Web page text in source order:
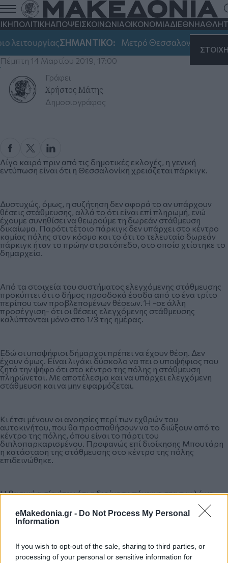
eMakedonia.gr - Do Not Process My Personal
Information
If you wish to opt-out of the sale, sharing to third parties, or
processing of your personal or sensitive information for
ΠΟΛΙΤΙΚΗΑΠΟΨΕΙΣΚΟΙΝΩΝΙΑΟΙΚΟΝΟΜΙΑΔΙΕΘΝΗ
λειτουργίαςΣΗΜΑΝΤΙΚΟ: Μετρό Θεσσαλονίκης:
Η στάθμευση και ο δήμος Θεσσαλονίκης
ως αποτυχημένος παρκαδόρος
Πέμπτη 14 Μαρτίου 2019, 17:00
Γράφει
Χρήστος Μάτης
Δημοσιογράφος
Λίγο καιρό πριν από τις δημοτικές εκλογές, η γενική
εντύπωση είναι ότι η Θεσσαλονίκη χρειάζεται πάρκιγκ.
Δυστυχώς, όμως, η συζήτηση δεν αφορά το αν υπάρχουν
θέσεις στάθμευσης, αλλά το ότι είναι επί πληρωμή, ενώ
έχουμε συνηθίσει να θεωρούμε τη δωρεάν στάθμευση
δικαίωμα. Παρότι τέτοιο πάρκιγκ δεν υπάρχει στο κέντρο
καμίας πόλης στον κόσμο και το ότι το τελευταίο δωρεάν
πάρκιγκ ήταν το πρώην στρατόπεδο, στο οποίο χτίστηκε το
δημαρχείο.
Από τα στοιχεία του συστήματος ελεγχόμενης στάθμευσης
προκύπτει ότι ο δήμος προσδοκά έσοδα από το ένα τρίτο
περίπου των προβλεπομένων θέσεων. Ή -σε άλλη
προσέγγιση- ότι οι θέσεις ελεγχόμενης στάθμευσης
καλύπτονται μόνο στο 1/3 της ημέρας.
Εδώ οι υποψήφιοι δήμαρχοι πρέπει να έχουν θέση. Δεν
έχουν όμως. Είναι λιγάκι δύσκολο να πει ο υποψήφιος που
ζητά την ψήφο ότι στο κέντρο της πόλης η στάθμευση
πληρώνεται. Με αποτέλεσμα και να υπάρχει ελεγχόμενη
στάθμευση και να μην εφαρμόζεται.
Κι έτσι μένουν οι ανοησίες περί των εχθρών του
αυτοκινήτου, που θα προσπαθήσουν να το διώξουν από το
κέντρο της πόλης, όπου είναι το πάρτι του
διπλοπαρκαρισμένου. Προφανώς επί διοίκησης Μπουτάρη
η κατάσταση της στάθμευσης στο κέντρο της πόλης
επιδεινώθηκε.
Η βασική αιτία ήταν ότι η διοίκηση πήγαινε στα τυφλά με
κενό. Ήταν στο περίπου. Κανείς δε μελετούσε πριν να
εφαρμοστεί κάτι, κανείς δεν έλεγχε τα προβλήματά του,
αφού εφαρμοζόταν. Και γι’ αυτό η συζήτηση για την
λειτουργικότητα του συστήματος.